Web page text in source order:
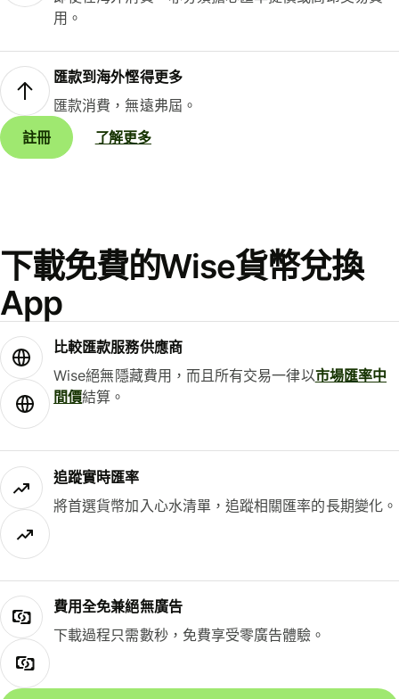
用。
匯款到海外慳得更多
匯款消費，無遠弗屆。
註冊
了解更多
下載免費的Wise貨幣兌換
App
比較匯款服務供應商
Wise絕無隱藏費用，而且所有交易一律以市場匯率中
間價結算。
追蹤實時匯率
將首選貨幣加入心水清單，追蹤相關匯率的長期變化。
費用全免兼絕無廣告
下載過程只需數秒，免費享受零廣告體驗。